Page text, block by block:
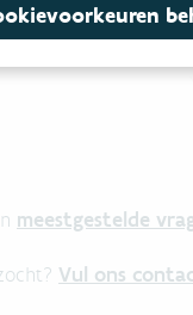
meestgestelde
Vul ons